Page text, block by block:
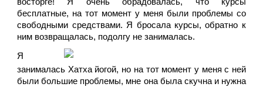
бесплатные, на тот момент у меня были проблемы со
свободными средствами. Я бросала курсы, обратно к
ним возвращалась, подолгу не занималась.
Я
занималась Хатха йогой, но на тот момент у меня с ней
были большие проблемы, мне она была скучна и нужна